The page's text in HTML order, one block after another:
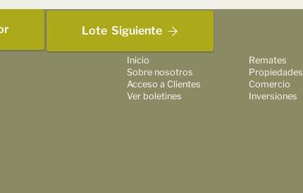
Lote Siguiente
Inicio
Sobre nosotros
Acceso a Clientes
Ver boletines
Remates
Propiedades
Comercio
Inversiones